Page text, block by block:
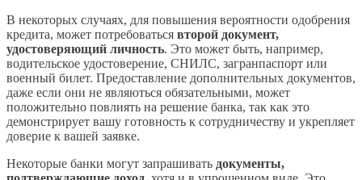
В некоторых случаях, для повышения вероятности одобрения
кредита, может потребоваться второй документ,
удостоверяющий личность. Это может быть, например,
водительское удостоверение, СНИЛС, загранпаспорт или
военный билет. Предоставление дополнительных документов,
даже если они не являються обязательными, может
положительно повлиять на решение банка, так как это
демонстрирует вашу готовность к сотрудничеству и укрепляет
доверие к вашей заявке.
Некоторые банки могут запрашивать документы,